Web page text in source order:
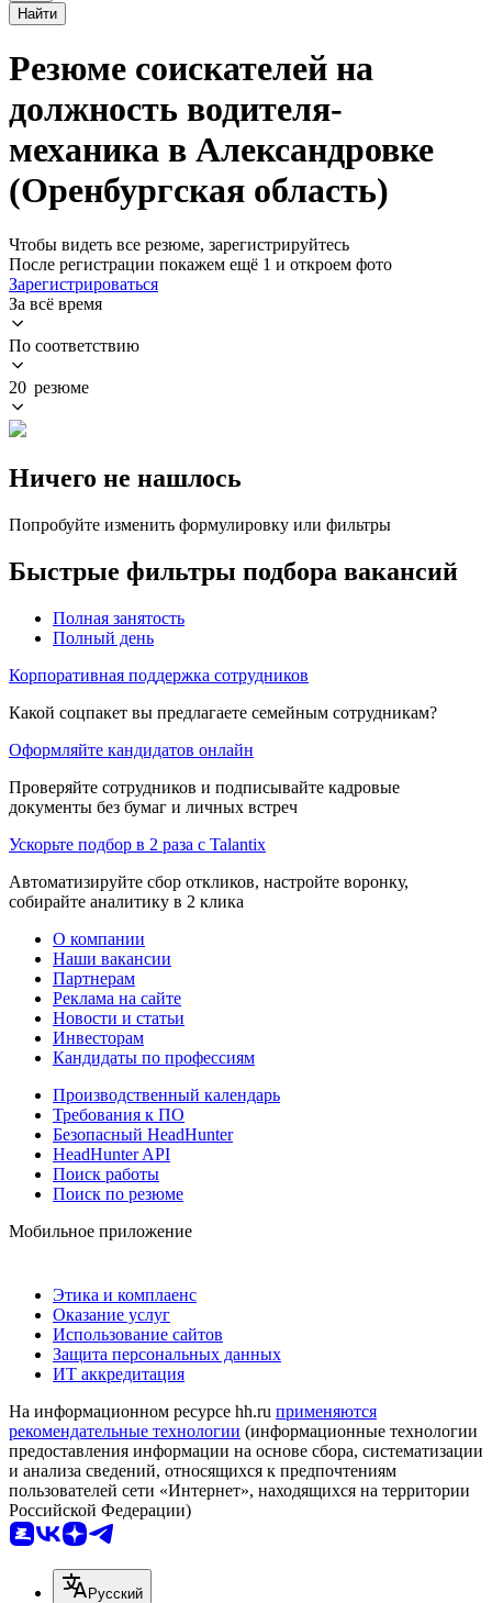
Найти
Резюме соискателей на
должность водителя-
механика в Александровке
(Оренбургская область)
Чтобы видеть все резюме, зарегистрируйтесь
После регистрации покажем ещё 1 и откроем фото
Зарегистрироваться
За всё время
По соответствию
20 резюме
Ничего не нашлось
Попробуйте изменить формулировку или фильтры
Быстрые фильтры подбора вакансий
Полная занятость
Полный день
Корпоративная поддержка сотрудников
Какой соцпакет вы предлагаете семейным сотрудникам?
Оформляйте кандидатов онлайн
Проверяйте сотрудников и подписывайте кадровые
документы без бумаг и личных встреч
Ускорьте подбор в 2 раза с Talantix
Автоматизируйте сбор откликов, настройте воронку,
собирайте аналитику в 2 клика
О компании
Наши вакансии
Партнерам
Реклама на сайте
Новости и статьи
Инвесторам
Кандидаты по профессиям
Производственный календарь
Требования к ПО
Безопасный HeadHunter
HeadHunter API
Поиск работы
Поиск по резюме
Мобильное приложение
Этика и комплаенс
Оказание услуг
Использование сайтов
Защита персональных данных
ИТ аккредитация
На информационном ресурсе hh.ru применяются
рекомендательные технологии (информационные технологии
предоставления информации на основе сбора, систематизации
и анализа сведений, относящихся к предпочтениям
пользователей сети «Интернет», находящихся на территории
Российской Федерации)
Русский